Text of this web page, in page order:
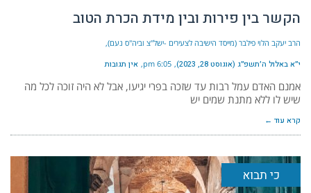
הקשר בין פירות ובין מידת הכרת הטוב
הרב יעקב הלוי פילבר (מייסד הישיבה לצעירים -ישל"צ וביה"ס נעם)
י״א באלול ה׳תשפ״ג (אוגוסט 28, 2023) 6:05 pm אין תגובות
אמנם האדם עמל רבות עד שזכה בפרי יגיעו, אבל לא היה זוכה לכל מה
שיש לו ללא מתנת שמים יש
קרא עוד ←
כי תבוא